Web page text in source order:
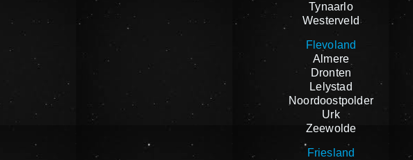
Tynaarlo
Westerveld
Flevoland
Almere
Dronten
Lelystad
Noordoostpolder
Urk
Zeewolde
Friesland